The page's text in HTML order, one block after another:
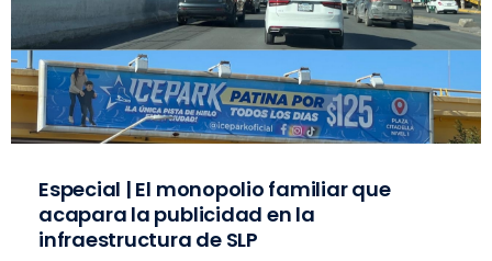
Especial | El monopolio familiar que
acapara la publicidad en la
infraestructura de SLP